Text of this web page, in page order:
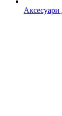
Аксесуари